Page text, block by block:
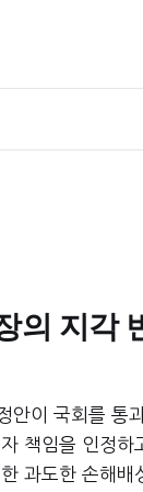
의 지각
안이 국회를 통
책임을 인정하
과도한 손해배